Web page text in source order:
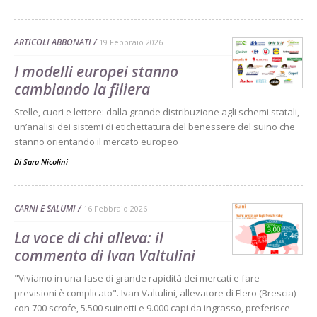
ARTICOLI ABBONATI 19 Febbraio 2026
I modelli europei stanno
cambiando la filiera
Stelle, cuori e lettere: dalla grande distribuzione agli schemi statali,
un’analisi dei sistemi di etichettatura del benessere del suino che
stanno orientando il mercato europeo
Di Sara Nicolini -
CARNI E SALUMI 16 Febbraio 2026
La voce di chi alleva: il
commento di Ivan Valtulini
"Viviamo in una fase di grande rapidità dei mercati e fare
previsioni è complicato". Ivan Valtulini, allevatore di Flero (Brescia)
con 700 scrofe, 5.500 suinetti e 9.000 capi da ingrasso, preferisce